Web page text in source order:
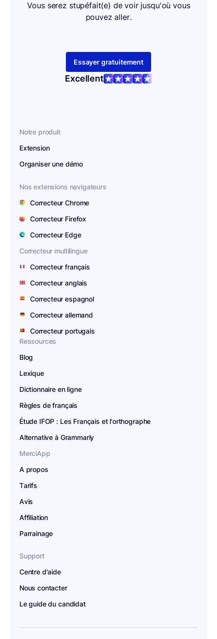
Vous serez stupéfait(e) de voir jusqu'où vous
pouvez aller.
Essayer gratuitement
Excellent
Notre produit
Extension
Organiser une démo
Nos extensions navigateurs
Correcteur Chrome
Correcteur Firefox
Correcteur Edge
Correcteur multilingue
Correcteur français
Correcteur anglais
Correcteur espagnol
Correcteur allemand
Correcteur portugais
Ressources
Blog
Lexique
Dictionnaire en ligne
Règles de français
Étude IFOP : Les Français et l'orthographe
Alternative à Grammarly
MerciApp
A propos
Tarifs
Avis
Affiliation
Parrainage
Support
Centre d'aide
Nous contacter
Le guide du candidat